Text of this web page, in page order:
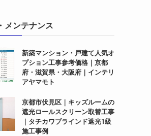
メンテナンス
新築マンション・戸建て人気オ
プション工事参考価格｜京都
府・滋賀県・大阪府｜インテリ
アヤマモト
京都市伏見区｜キッズルームの
遮光ロールスクリーン取替工事
｜タチカワブラインド遮光1級
施工事例